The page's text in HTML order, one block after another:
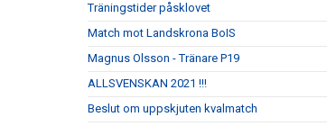
Träningstider påsklovet
Match mot Landskrona BoIS
Magnus Olsson - Tränare P19
ALLSVENSKAN 2021 !!!
Beslut om uppskjuten kvalmatch